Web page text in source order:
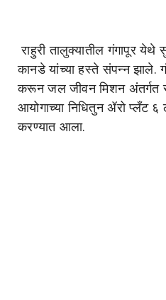
राहुरी तालुक्यातील गंगापूर येथे
कानडे यांच्या हस्ते संपन्न झाले.
करून जल जीवन मिशन अंतर्गत
आयोगाच्या निधितुन ॲरो प्लँट
करण्यात आला.